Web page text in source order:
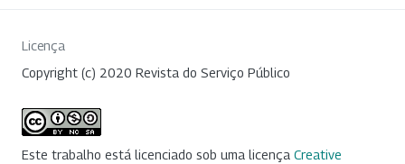
Licença
Copyright (c) 2020 Revista do Serviço Público
Este trabalho está licenciado sob uma licença Creative